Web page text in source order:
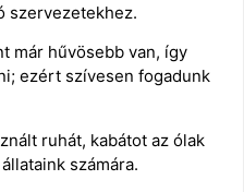
szervezetekhez.
már hűvösebb van, így
ezért szívesen fogadunk
ruhát, kabátot az ólak
számára.